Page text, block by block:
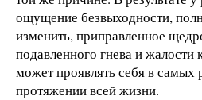
ощущение безвыходности,
изменить, приправленное
подавленного гнева и жалости
может проявлять себя в самых
протяжении всей жизни.